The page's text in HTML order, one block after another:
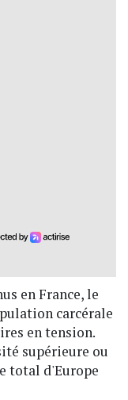
en France, le
carcérale
en tension.
supérieure ou
total d'Europe